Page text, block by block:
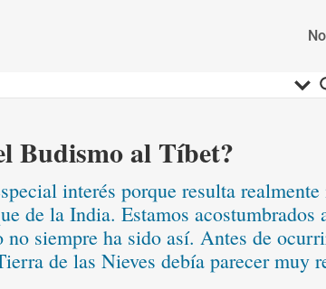
Budismo al Tíbet?
interés porque resulta
de la India. Estamos
no siempre ha sido así. Antes de
de las Nieves debía parecer muy